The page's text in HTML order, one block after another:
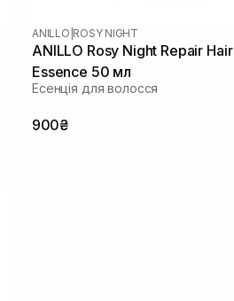
ANILLO ROSY NIGHT
ANILLO Rosy Night Repair Hair
Essence 50 мл
Есенція для волосся
900₴